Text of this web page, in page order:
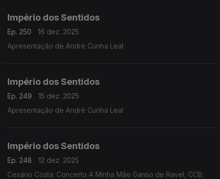
Império dos Sentidos
Ep. 250
16 dez. 2025
Apresentação de André Cunha Leal
Império dos Sentidos
Ep. 249
15 dez. 2025
Apresentação de André Cunha Leal
Império dos Sentidos
Ep. 248
12 dez. 2025
Cesário Costa: Concerto A Minha Mãe Ganso de Ravel, CCB;